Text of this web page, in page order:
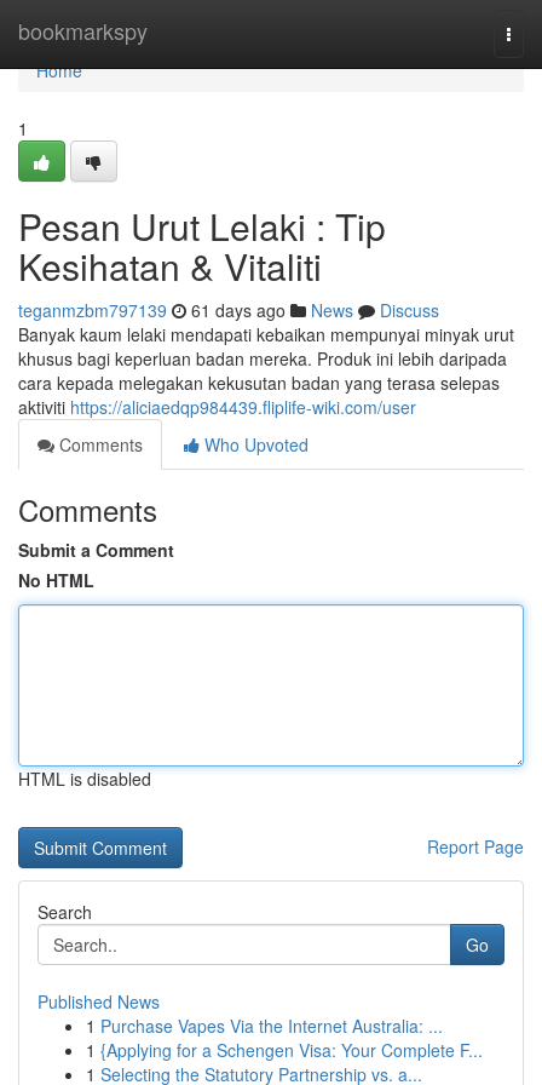
bookmarkspy
Home
Home
1
Pesan Urut Lelaki : Tip
Kesihatan & Vitaliti
teganmzbm797139 61 days ago News
Discuss
Banyak kaum lelaki mendapati kebaikan mempunyai minyak urut
khusus bagi keperluan badan mereka. Produk ini lebih daripada
cara kepada melegakan kekusutan badan yang terasa selepas
aktiviti https://aliciaedqp984439.fliplife-wiki.com/user
Comments
Who Upvoted
Comments
Submit a Comment
No HTML
HTML is disabled
Report Page
Search
Go
Published News
1 Purchase Vapes Via the Internet Australia: ...
1 {Applying for a Schengen Visa: Your Complete F...
1 Selecting the Statutory Partnership vs. a...